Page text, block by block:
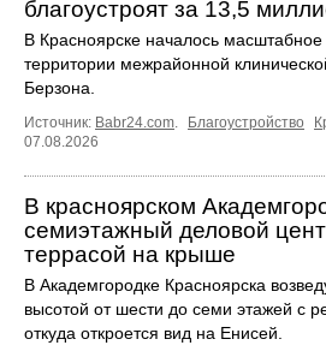
благоустроят за 13,5
В Красноярске началось масштабное
территории межрайонной
Берзона.
Источник: Babr24.com. Благоустройство
07.08.2026
В красноярском
семиэтажный деловой
террасой на крыше
В Академгородке Красноярска
высотой от шести до семи этажей с
откуда откроется вид на Енисей.